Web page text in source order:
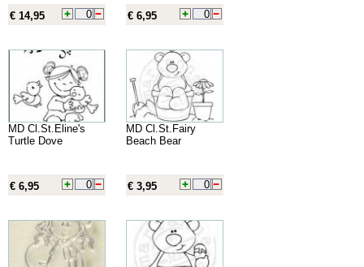
€ 14,95 € 6,95
MD Cl.St.Eline's
Turtle Dove
€ 6,95
MD Cl.St.Fairy
Beach Bear
€ 3,95